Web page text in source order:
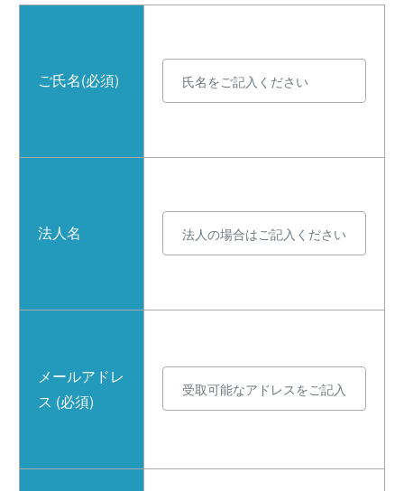
ご氏名(必須)
法人名
メールアドレ
ス (必須)